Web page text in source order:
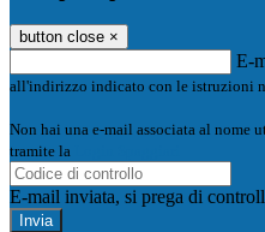
button close ×
E-
all'indirizzo indicato con le istruzioni
Non hai una e-mail associata al nome
tramite la
E-mail inviata, si prega di